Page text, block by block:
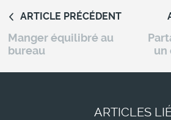
ARTICLE PRÉCÉDENT
Manger équilibré au
bureau
un
ARTICLES